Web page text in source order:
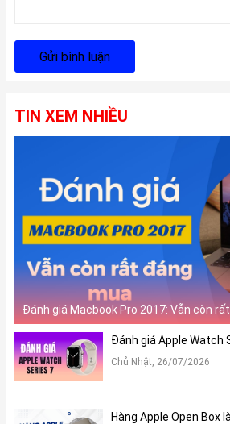
Gửi bình luận
TIN XEM NHIỀU
Đánh giá Macbook Pro 2017: Vẫn còn
Đánh giá Apple Watch
Chủ Nhật, 26/07/2026
Hàng Apple Open Box